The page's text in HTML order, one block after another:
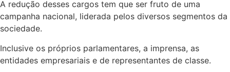
A redução desses cargos tem que ser fruto de uma
campanha nacional, liderada pelos diversos segmentos da
sociedade.
Inclusive os próprios parlamentares, a imprensa, as
entidades empresariais e de representantes de classe.